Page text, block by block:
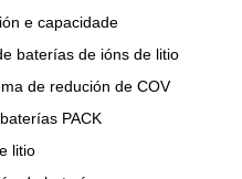
e capacidade
baterías de ións de litio
de redución de COV
PACK
litio